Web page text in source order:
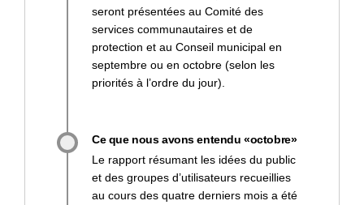
seront présentées au Comité des
services communautaires et de
protection et au Conseil municipal en
septembre ou en octobre (selon les
priorités à l’ordre du jour).
Ce que nous avons entendu «octobre»
Le rapport résumant les idées du public
et des groupes d’utilisateurs recueillies
au cours des quatre derniers mois a été